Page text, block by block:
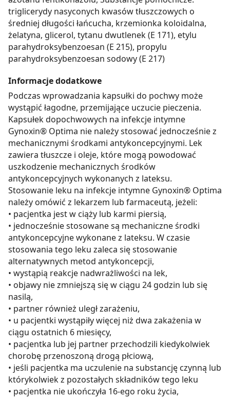
triglicerydy nasyconych kwasów tłuszczowych o
średniej długości łańcucha, krzemionka koloidalna,
żelatyna, glicerol, tytanu dwutlenek (E 171), etylu
parahydroksybenzoesan (E 215), propylu
parahydroksybenzoesan sodowy (E 217)
Informacje dodatkowe
Podczas wprowadzania kapsułki do pochwy może
wystąpić łagodne, przemijające uczucie pieczenia.
Kapsułek dopochwowych na infekcje intymne
Gynoxin® Optima nie należy stosować jednocześnie z
mechanicznymi środkami antykoncepcyjnymi. Lek
zawiera tłuszcze i oleje, które mogą powodować
uszkodzenie mechanicznych środków
antykoncepcyjnych wykonanych z lateksu.
Stosowanie leku na infekcje intymne Gynoxin® Optima
należy omówić z lekarzem lub farmaceutą, jeżeli:
• pacjentka jest w ciąży lub karmi piersią,
• jednocześnie stosowane są mechaniczne środki
antykoncepcyjne wykonane z lateksu. W czasie
stosowania tego leku zaleca się stosowanie
alternatywnych metod antykoncepcji,
• wystąpią reakcje nadwrażliwości na lek,
• objawy nie zmniejszą się w ciągu 24 godzin lub się
nasilą,
• partner również uległ zarażeniu,
• u pacjentki wystąpiły więcej niż dwa zakażenia w
ciągu ostatnich 6 miesięcy,
• pacjentka lub jej partner przechodzili kiedykolwiek
chorobę przenoszoną drogą płciową,
• jeśli pacjentka ma uczulenie na substancję czynną lub
którykolwiek z pozostałych składników tego leku
• pacjentka nie ukończyła 16-ego roku życia,